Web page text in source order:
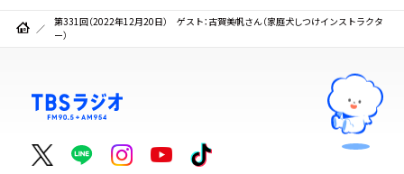
第331回（2022年12月20日） ゲスト：古賀美帆さん（家庭犬しつけインストラクタ
ー）